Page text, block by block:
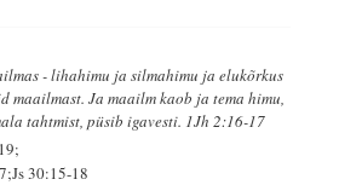
- lihahimu ja silmahimu ja elukõrkus
maailmast. Ja maailm kaob ja tema himu,
tahtmist, püsib igavesti. 1Jh 2:16-17
30:15-18